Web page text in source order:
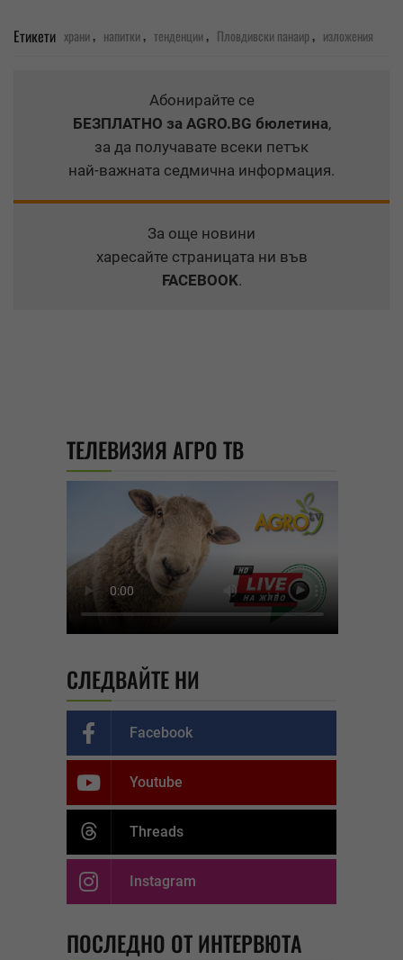
Етикети храни, напитки, тенденции, Пловдивски панаир, изложения
Абонирайте се
БЕЗПЛАТНО за AGRO.BG бюлетина,
за да получавате всеки петък
най-важната седмична информация.
За още новини
харесайте страницата ни във
FACEBOOK.
ТЕЛЕВИЗИЯ АГРО ТВ
СЛЕДВАЙТЕ НИ
Facebook
Youtube
Threads
Instagram
ПОСЛЕДНО ОТ ИНТЕРВЮТА